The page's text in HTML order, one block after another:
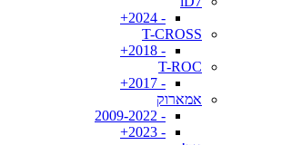
- 2024+
T-CROSS
- 2018+
T-ROC
- 2017+
אמארוק
- 2009-2022
- 2023+